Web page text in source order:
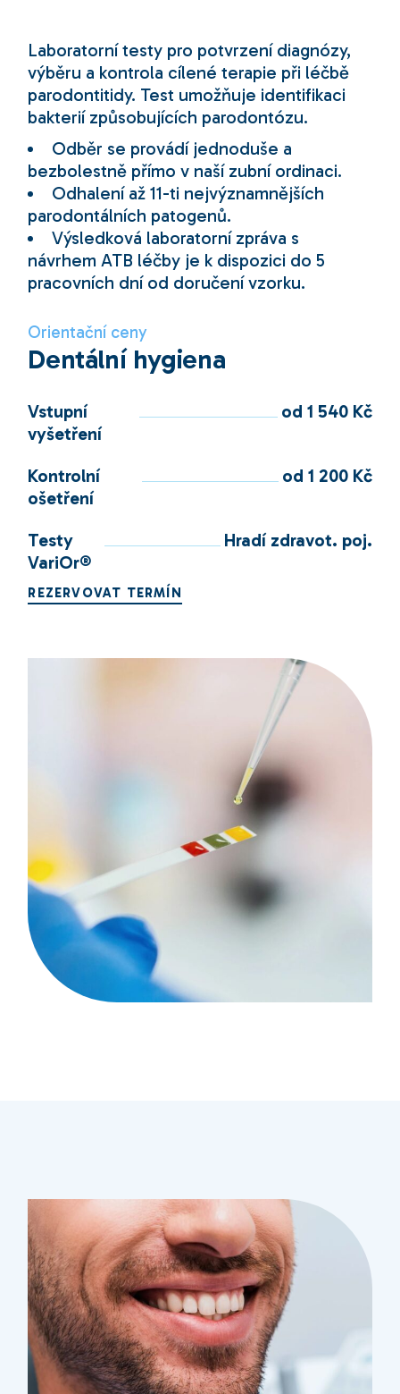
Laboratorní testy pro potvrzení diagnózy,
výběru a kontrola cílené terapie při léčbě
parodontitidy. Test umožňuje identifikaci
bakterií způsobujících parodontózu.
Odběr se provádí jednoduše a
bezbolestně přímo v naší zubní ordinaci.
Odhalení až 11-ti nejvýznamnějších
parodontálních patogenů.
Výsledková laboratorní zpráva s
návrhem ATB léčby je k dispozici do 5
pracovních dní od doručení vzorku.
Orientační ceny
Dentální hygiena
Vstupní
vyšetření
od 1 540 Kč
Kontrolní
ošetření
od 1 200 Kč
Testy
VariOr®
Hradí zdravot. poj.
REZERVOVAT TERMÍN